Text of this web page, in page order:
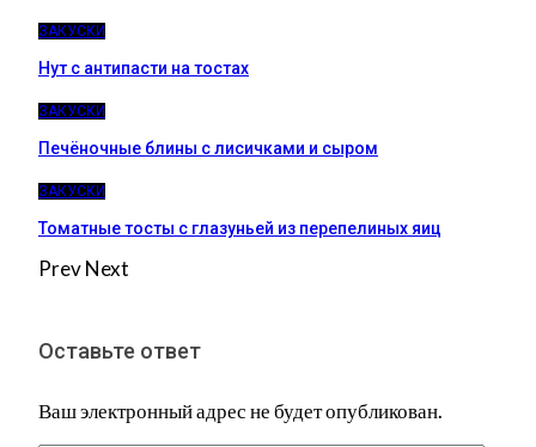
ЗАКУСКИ
Нут с антипасти на тостах
ЗАКУСКИ
Печёночные блины с лисичками и сыром
ЗАКУСКИ
Томатные тосты с глазуньей из перепелиных яиц
PrevNext
Оставьте ответ
Ваш электронный адрес не будет опубликован.